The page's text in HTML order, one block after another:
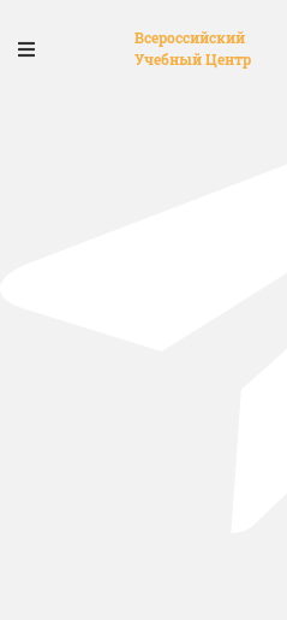
Всероссийский
Учебный Центр